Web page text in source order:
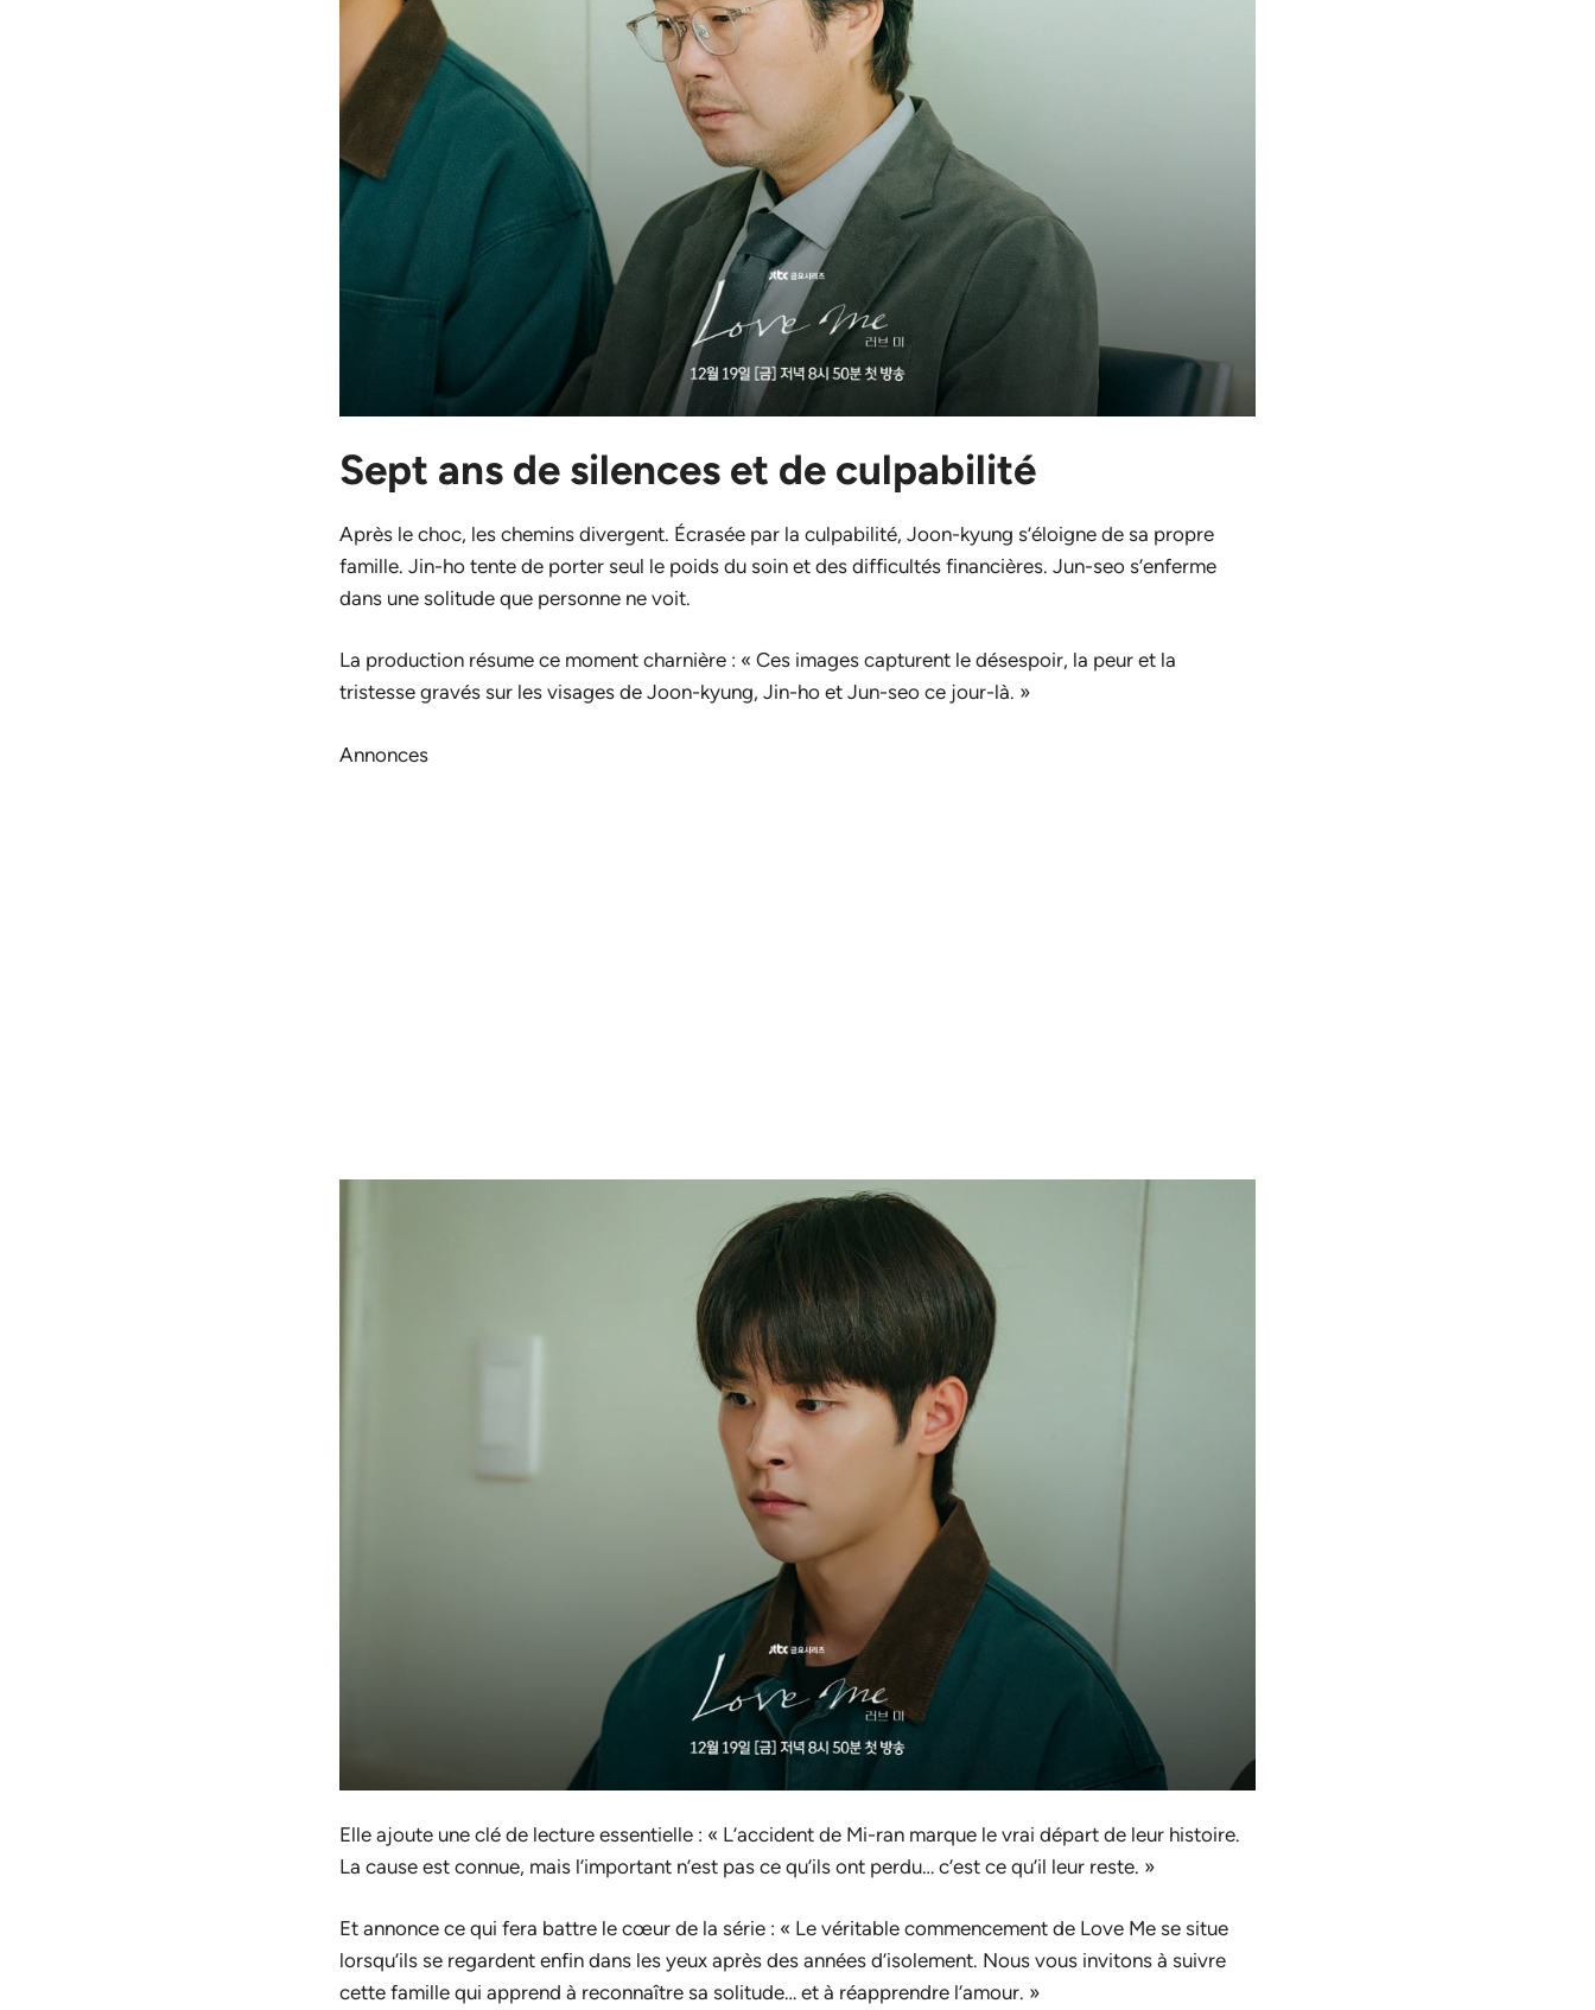
Sept ans de silences et de culpabilité
Après le choc, les chemins divergent. Écrasée par la culpabilité, Joon-kyung s’éloigne de sa propre
famille. Jin-ho tente de porter seul le poids du soin et des difficultés financières. Jun-seo s’enferme
dans une solitude que personne ne voit.
La production résume ce moment charnière : « Ces images capturent le désespoir, la peur et la
tristesse gravés sur les visages de Joon-kyung, Jin-ho et Jun-seo ce jour-là. »
Annonces
Elle ajoute une clé de lecture essentielle : « L’accident de Mi-ran marque le vrai départ de leur histoire.
La cause est connue, mais l’important n’est pas ce qu’ils ont perdu… c’est ce qu’il leur reste. »
Et annonce ce qui fera battre le cœur de la série : « Le véritable commencement de Love Me se situe
lorsqu’ils se regardent enfin dans les yeux après des années d’isolement. Nous vous invitons à suivre
cette famille qui apprend à reconnaître sa solitude… et à réapprendre l’amour. »